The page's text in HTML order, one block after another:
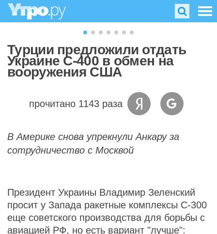
Турции предложили отдать
Украине С-400 в обмен на
вооружения США
прочитано 1143 раза
В Америке снова упрекнули Анкару за
сотрудничество с Москвой
Президент Украины Владимир Зеленский
просит у Запада ракетные комплексы С-300
еще советского производства для борьбы с
авиацией РФ, но есть вариант "лучше":